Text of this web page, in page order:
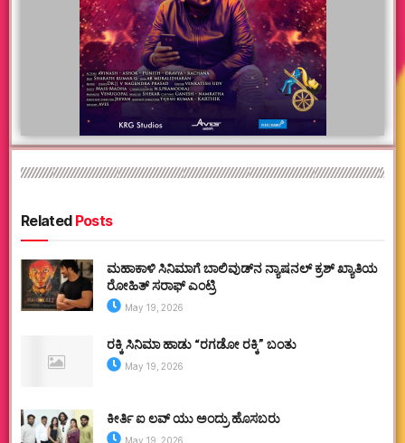
RelatedPosts
ಮಹಾಕಾಳಿ ಸಿನಿಮಾಗೆ ಬಾಲಿವುಡ್‌ನ ನ್ಯಾಷನಲ್ ಕ್ರಶ್ ಖ್ಯಾತಿಯ
ರೋಹಿತ್ ಸರಾಫ್ ಎಂಟ್ರಿ
May 19, 2026
ರಕ್ಕಿ ಸಿನಿಮಾ ಹಾಡು “ರಗಡೋ ರಕ್ಕಿ” ಬಂತು
May 19, 2026
ಕೀರ್ತಿ ಐ ಲವ್ ಯು ಅಂದ್ರು ಹೊಸಬರು
May 19, 2026